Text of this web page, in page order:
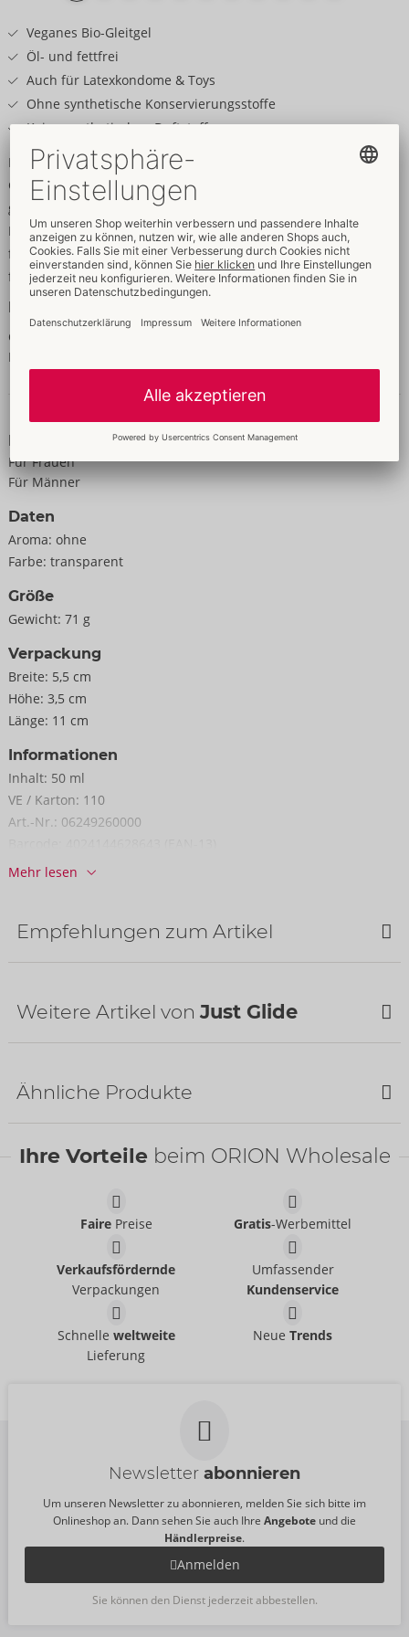
Veganes Bio-Gleitgel
Öl- und fettfrei
Auch für Latexkondome & Toys
Ohne synthetische Konservierungsstoffe
Keine synthetischen Duftstoffe
Natur pur!
Gleitgel Bio von Just Glide für mehr Spaß am Sex auf die
gewünschten Körperstellen auftragen. Für die Verwendung mit
Latexkondomen und Sexspielzeug geeignet. Vegan, öl- und
fettfrei. Überwiegend aus kontrolliert biologischem Anbau und
frei von synthetischen Konservierungs- und Duftstoffen.
Inhaltsstoffe
Glycerin, Aqua, Sodium Lactate, Lactic Acid, Xanthan Gum,
Levulinic Acid, Sodium Levulinate
Daten & Eigenschaften
Eigenschaften
Für Frauen
Für Männer
Daten
Aroma: ohne
Farbe: transparent
Größe
Gewicht: 71 g
Verpackung
Breite: 5,5 cm
Höhe: 3,5 cm
Länge: 11 cm
Informationen
Inhalt: 50 ml
VE / Karton: 110
Art.-Nr.: 06249260000
Zolltarifnummer:
nächste Lieferung:
Mehr lesen
Empfehlungen zum Artikel
Wasserbasierend
39,95 €
Set 3 x 50 ml
06239890000
UVP:14,95 €
50 ml
Weitere Artikel von Just Glide
Performance
Just Glide- ORION Brand
06318170000
Reinigungsspray Toys
Just Glide- ORION Brand
06311830000
11,95 €
Größe:250 ml
Ähnliche Produkte
Bio Anal
- ORION Brand
Set 3 x 50 ml
Ihre Vorteile beim ORION Wholesale
FairePreise Gratis-Werbemittel
Verkaufsfördernde
Verpackungen
Umfassender
Kundenservice
Schnelle weltweite
Lieferung
NeueTrends
Newsletter abonnieren
Um unseren Newsletter zu abonnieren, melden Sie sich bitte im
Onlineshop an. Dann sehen Sie auch Ihre Angebote und die
Händlerpreise.
Anmelden
Sie können den Dienst jederzeit abbestellen.